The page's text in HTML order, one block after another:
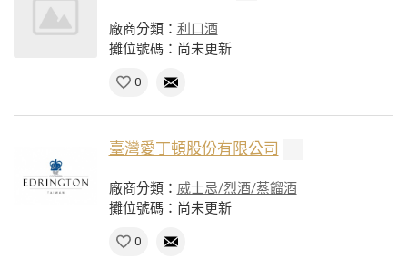
廠商分類： 利口酒
攤位號碼：尚未更新
0
臺灣愛丁頓股份有限公司
廠商分類： 威士忌/烈酒/蒸餾酒
攤位號碼：尚未更新
0